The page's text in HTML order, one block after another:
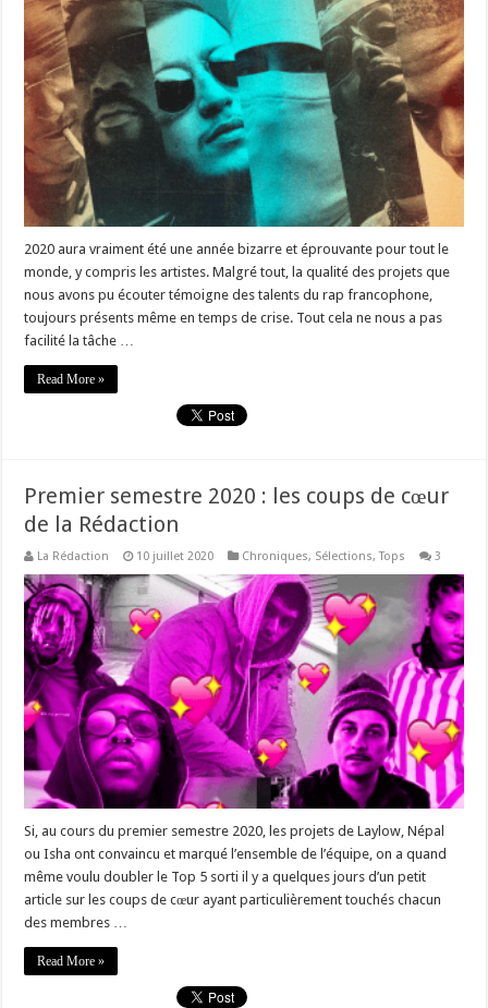
2020 aura vraiment été une année bizarre et éprouvante pour tout le
monde, y compris les artistes. Malgré tout, la qualité des projets que
nous avons pu écouter témoigne des talents du rap francophone,
toujours présents même en temps de crise. Tout cela ne nous a pas
facilité la tâche …
Read More »
Premier semestre 2020 : les coups de cœur
de la Rédaction
La Rédaction 10 juillet 2020 Chroniques, Sélections,Tops 3
Si, au cours du premier semestre 2020, les projets de Laylow, Népal
ou Isha ont convaincu et marqué l’ensemble de l’équipe, on a quand
même voulu doubler le Top 5 sorti il y a quelques jours d’un petit
article sur les coups de cœur ayant particulièrement touchés chacun
des membres …
Read More »